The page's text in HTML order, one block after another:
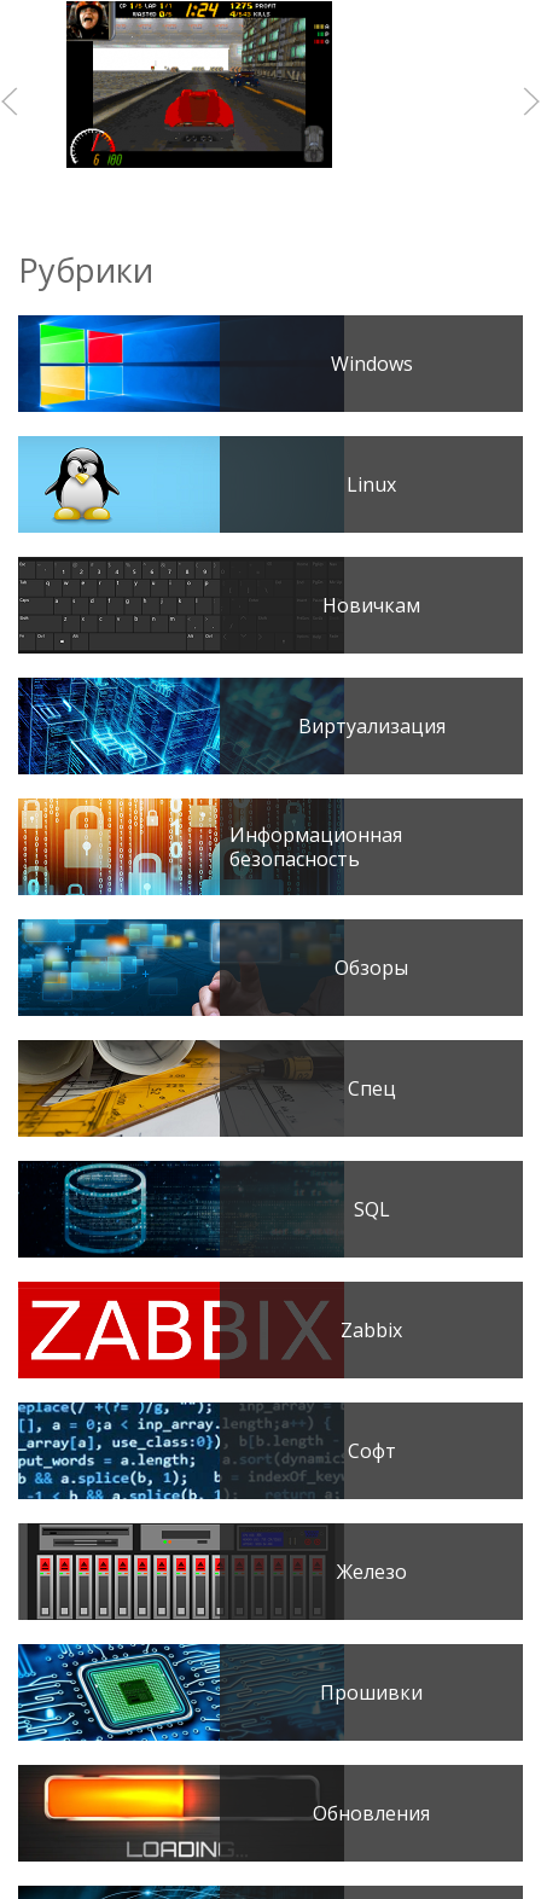
Рубрики
Windows
Linux
Новичкам
Виртуализация
Информационная
безопасность
Обзоры
Спец
SQL
Zabbix
Софт
Железо
Прошивки
Обновления